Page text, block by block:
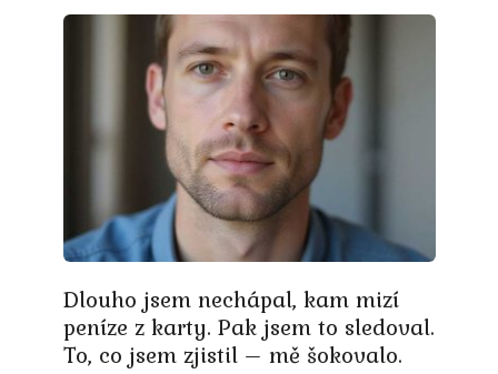
Dlouho jsem nechápal, kam mizí
peníze z karty. Pak jsem to sledoval.
To, co jsem zjistil – mě šokovalo.